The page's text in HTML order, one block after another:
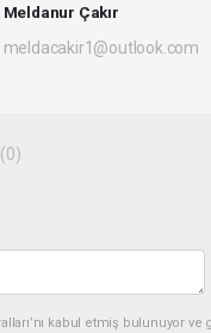
Meldanur Çakır
meldacakir1@outlook.com
(0)
kabul etmiş bulunuyor